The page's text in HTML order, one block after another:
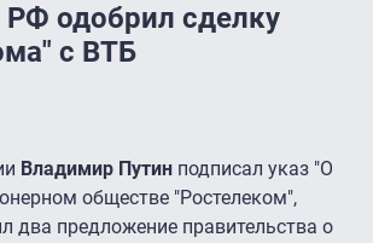
РФ одобрил сделку
с ВТБ
Владимир Путин подписал указ "О
обществе "Ростелеком",
два предложение правительства о